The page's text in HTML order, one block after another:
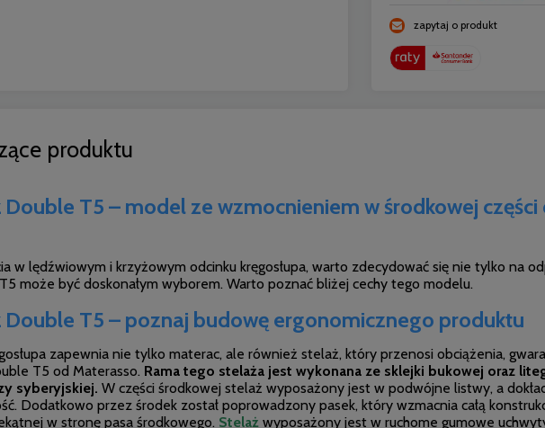
zapytaj o produkt
produktu
T5 – model ze wzmocnieniem w środkowej
w lędźwiowym i krzyżowym odcinku kręgosłupa, warto zdecydować się nie tylko na
może być doskonałym wyborem. Warto poznać bliżej cechy tego modelu.
Double T5 – poznaj budowę ergonomicznego produktu
zapewnia nie tylko materac, ale również stelaż, który przenosi obciążenia,
T5 od Materasso. Rama tego stelaża jest wykonana ze sklejki bukowej oraz
syberyjskiej. W części środkowej stelaż wyposażony jest w podwójne listwy, a
Dodatkowo przez środek został poprowadzony pasek, który wzmacnia całą
w stronę pasa środkowego. Stelaż wyposażony jest w ruchome gumowe